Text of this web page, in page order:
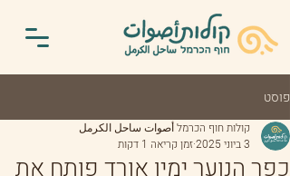
פוסט
כפר הנוער ימין אורד פותח את
‏קולות חוף הכרמל أصوات ساحل الكرمل
3 ביוני 2025
זמן קריאה 1 דקות